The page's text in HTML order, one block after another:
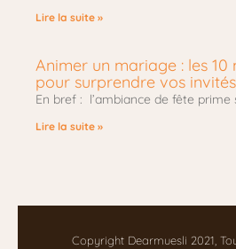
Lire la suite »
Animer un mariage : les 10
pour surprendre vos invités
En bref : l’ambiance de fête
Lire la suite »
Copyright Dearmuesli 2021,